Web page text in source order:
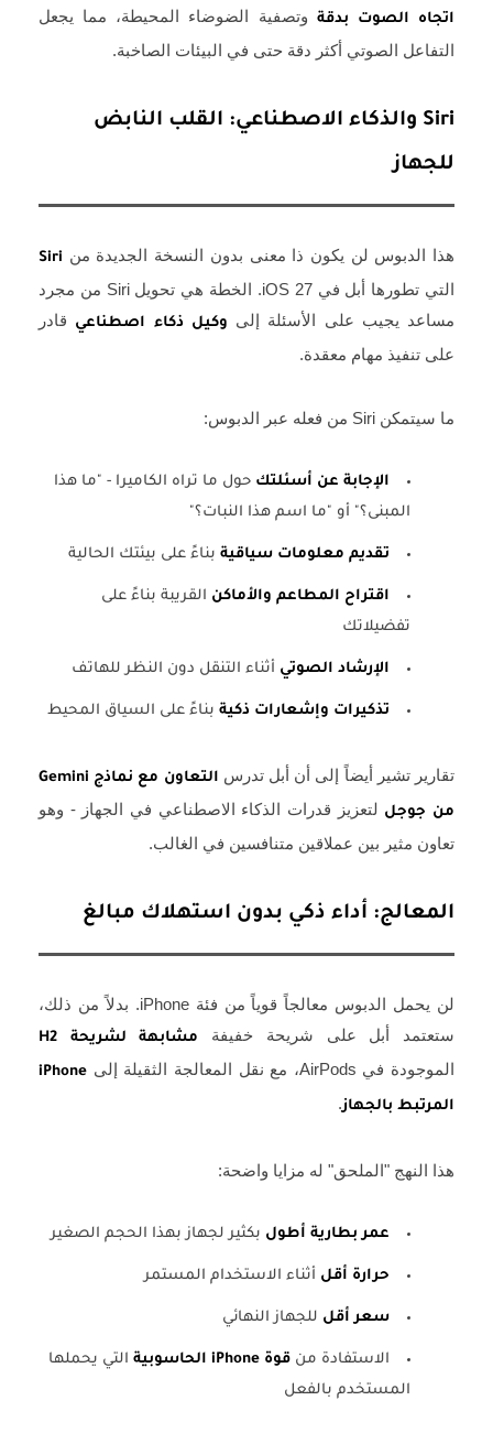
اتجاه الصوت بدقة وتصفية الضوضاء المحيطة، مما يجعل
التفاعل الصوتي أكثر دقة حتى في البيئات الصاخبة.
Siri والذكاء الاصطناعي: القلب النابض
للجهاز
هذا الدبوس لن يكون ذا معنى بدون النسخة الجديدة من Siri
التي تطورها أبل في iOS 27. الخطة هي تحويل Siri من مجرد
مساعد يجيب على الأسئلة إلى وكيل ذكاء اصطناعي قادر
على تنفيذ مهام معقدة.
ما سيتمكن Siri من فعله عبر الدبوس:
الإجابة عن أسئلتك حول ما تراه الكاميرا - "ما هذا
المبنى؟" أو "ما اسم هذا النبات؟"
تقديم معلومات سياقية بناءً على بيئتك الحالية
اقتراح المطاعم والأماكن القريبة بناءً على
تفضيلاتك
الإرشاد الصوتي أثناء التنقل دون النظر للهاتف
تذكيرات وإشعارات ذكية بناءً على السياق المحيط
تقارير تشير أيضاً إلى أن أبل تدرس التعاون مع نماذج Gemini
من جوجل لتعزيز قدرات الذكاء الاصطناعي في الجهاز - وهو
تعاون مثير بين عملاقين متنافسين في الغالب.
المعالج: أداء ذكي بدون استهلاك مبالغ
لن يحمل الدبوس معالجاً قوياً من فئة iPhone. بدلاً من ذلك،
ستعتمد أبل على شريحة خفيفة
مشابهة لشريحة H2
الموجودة في AirPods، مع نقل المعالجة الثقيلة إلى iPhone
المرتبط بالجهاز.
هذا النهج "الملحق" له مزايا واضحة:
عمر بطارية أطول بكثير لجهاز بهذا الحجم الصغير
حرارة أقل أثناء الاستخدام المستمر
سعر أقل للجهاز النهائي
الاستفادة من قوة iPhone الحاسوبية
التي يحملها
المستخدم بالفعل